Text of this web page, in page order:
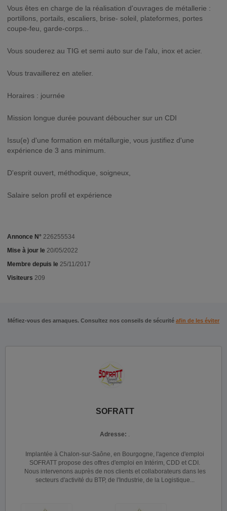
Vous êtes en charge de la réalisation d'ouvrages de métallerie :
portillons, portails, escaliers, brise- soleil, plateformes, portes
coupe-feu, garde-corps...
Vous souderez au TIG et semi auto sur de l'alu, inox et acier.
Vous travaillerez en atelier.
Horaires : journée
Mission longue durée pouvant déboucher sur un CDI
Issu(e) d'une formation en métallurgie, vous justifiez d'une
expérience de 3 ans minimum.
D'esprit ouvert, méthodique, soigneux,
Salaire selon profil et expérience
Annonce N° 226255534
Mise à jour le 20/05/2022
Membre depuis le 25/11/2017
Visiteurs 209
Méfiez-vous des arnaques. Consultez nos conseils de sécurité afin de les éviter
SOFRATT
Adresse: .
Implantée à Chalon-sur-Saône, en Bourgogne, l'agence d'emploi
SOFRATT propose des offres d'emploi en Intérim, CDD et CDI.
Nous intervenons auprès de nos clients et collaborateurs dans les
secteurs d'activité du BTP, de l'Industrie, de la Logistique...